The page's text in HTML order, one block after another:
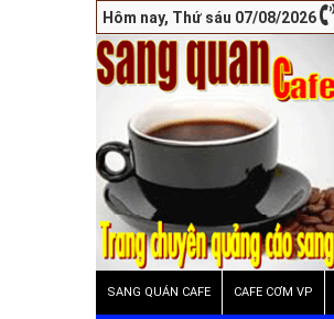
Hôm nay, Thứ sáu 07/08/2026
SANG QUÁN CAFE CAFE CƠM VP